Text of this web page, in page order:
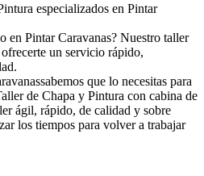
especializados en Pintar
en Pintar Caravanas? Nuestro taller
un servicio rápido,
que lo necesitas para
de Chapa y Pintura con cabina de
ágil, rápido, de calidad y sobre
los tiempos para volver a trabajar